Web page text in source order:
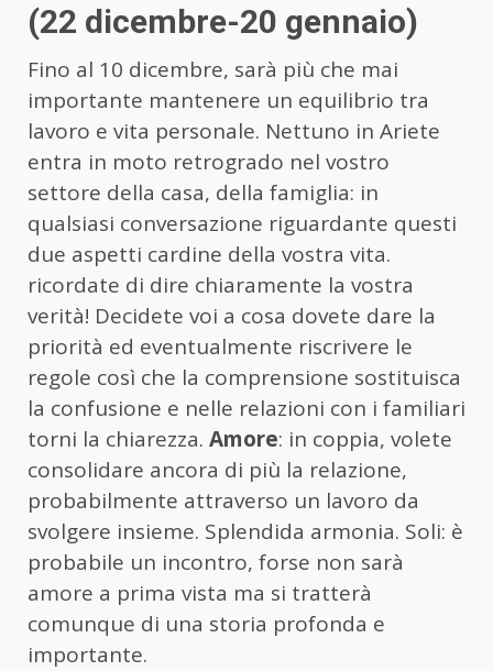
(22 dicembre-20 gennaio)
Fino al 10 dicembre, sarà più che mai
importante mantenere un equilibrio tra
lavoro e vita personale. Nettuno in Ariete
entra in moto retrogrado nel vostro
settore della casa, della famiglia: in
qualsiasi conversazione riguardante questi
due aspetti cardine della vostra vita.
ricordate di dire chiaramente la vostra
verità! Decidete voi a cosa dovete dare la
priorità ed eventualmente riscrivere le
regole così che la comprensione sostituisca
la confusione e nelle relazioni con i familiari
torni la chiarezza. Amore: in coppia, volete
consolidare ancora di più la relazione,
probabilmente attraverso un lavoro da
svolgere insieme. Splendida armonia. Soli: è
probabile un incontro, forse non sarà
amore a prima vista ma si tratterà
comunque di una storia profonda e
importante.